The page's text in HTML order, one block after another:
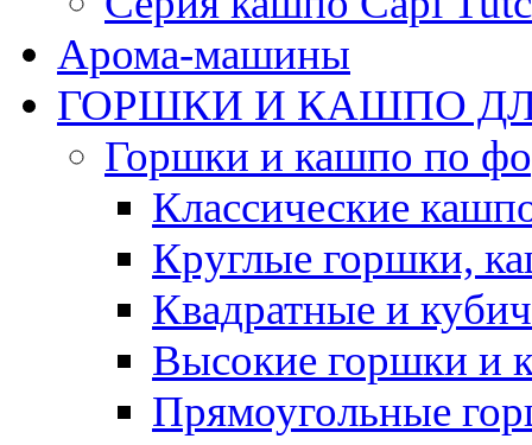
Арома-машины
ГОРШКИ И КАШПО
Горшки и кашпо по
Классические
Круглые горшки,
Квадратные и
Высокие горшки и
Прямоугольные